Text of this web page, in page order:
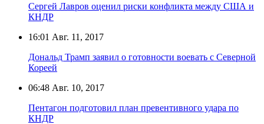
Сергей Лавров оценил риски конфликта между США и
КНДР
16:01 Авг. 11, 2017
Дональд Трамп заявил о готовности воевать с Северной
Кореей
06:48 Авг. 10, 2017
Пентагон подготовил план превентивного удара по
КНДР